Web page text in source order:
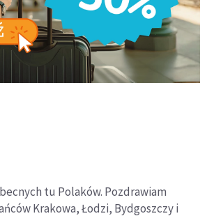
tu Polaków. Pozdrawiam
Krakowa, Łodzi, Bydgoszczy i